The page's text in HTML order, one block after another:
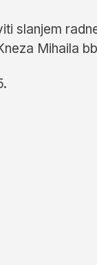
slanjem
Mihaila